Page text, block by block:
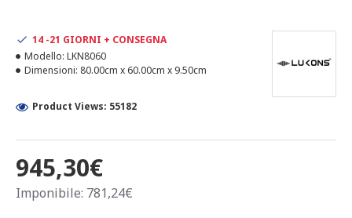
945,30€
Imponibile: 781,24€
14 -21 GIORNI + CONSEGNA
Modello: LKN8060
Dimensioni: 80.00cm x 60.00cm x 9.50cm
Product Views: 55182